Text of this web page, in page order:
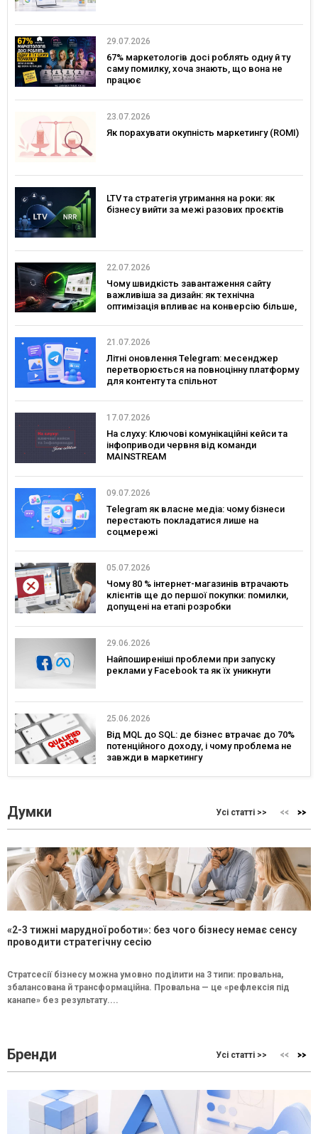
29.07.2026
67% маркетологів досі роблять одну й ту
саму помилку, хоча знають, що вона не
працює
23.07.2026
Як порахувати окупність маркетингу (ROMI)
LTV та стратегія утримання на роки: як
бізнесу вийти за межі разових проєктів
22.07.2026
Чому швидкість завантаження сайту
важливіша за дизайн: як технічна
оптимізація впливає на конверсію більше,
21.07.2026
Літні оновлення Telegram: месенджер
перетворюється на повноцінну платформу
для контенту та спільнот
17.07.2026
На слуху: Ключові комунікаційні кейси та
інфоприводи червня від команди
MAINSTREAM
09.07.2026
Telegram як власне медіа: чому бізнеси
перестають покладатися лише на
соцмережі
05.07.2026
Чому 80 % інтернет-магазинів втрачають
клієнтів ще до першої покупки: помилки,
допущені на етапі розробки
29.06.2026
Найпоширеніші проблеми при запуску
реклами у Facebook та як їх уникнути
25.06.2026
Від MQL до SQL: де бізнес втрачає до 70%
потенційного доходу, і чому проблема не
завжди в маркетингу
Думки Усі статті >>
«2-3 тижні марудної роботи»: без чого бізнесу немає сенсу
проводити стратегічну сесію
Стратсесії бізнесу можна умовно поділити на 3 типи: провальна,
збалансована й трансформаційна. Провальна — це «рефлексія під
канапе» без результату....
Бренди Усі статті >>